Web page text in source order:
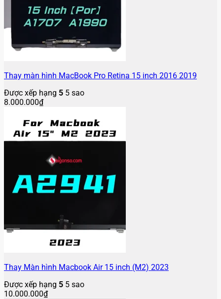
Thay màn hình MacBook Pro Retina 15 inch 2016 2019
Được xếp hạng 5 5 sao
8.000.000₫
Thay Màn hình Macbook Air 15 inch (M2) 2023
Được xếp hạng 5 5 sao
10.000.000₫